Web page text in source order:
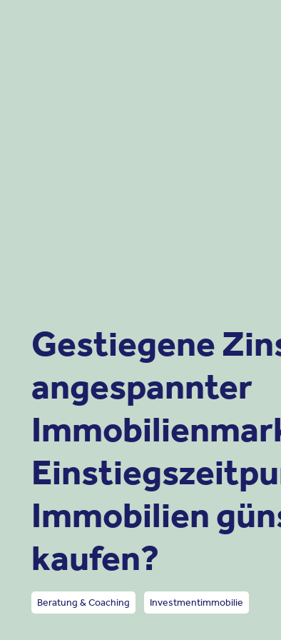
Gestiegene
angespannter
Immobilien
kaufen?
Beratung & Coaching Investmentimmobilie